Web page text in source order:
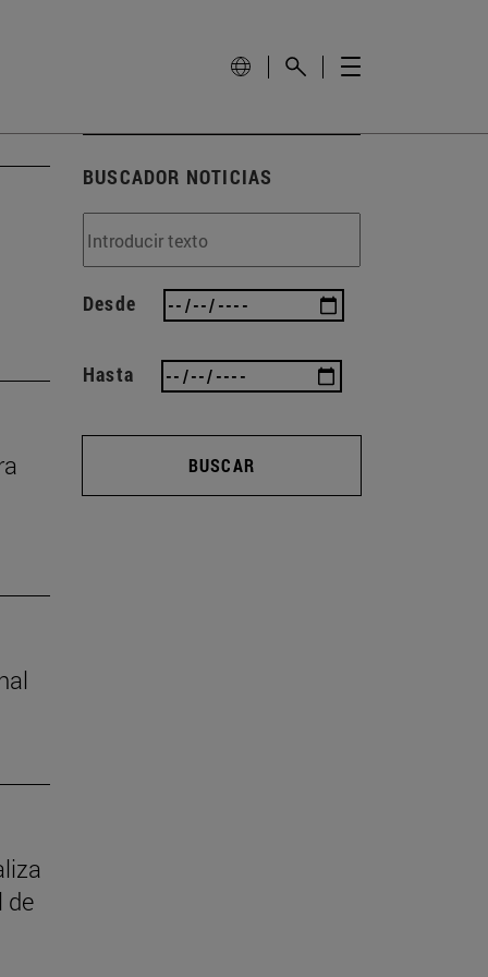
de
BUSCADOR NOTICIAS
Desde
Hasta
BUSCAR